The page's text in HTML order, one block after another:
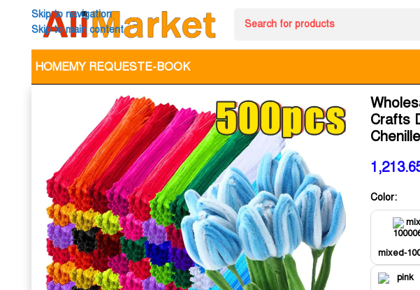
Skip to navigation
Skip to main content
HOMEMY REQUESTE-BOOK
Crafts
Color:
mixed-